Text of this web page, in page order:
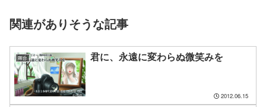
関連がありそうな記事
舞台 君に、永遠に変わらぬ微笑みを
2012.06.15